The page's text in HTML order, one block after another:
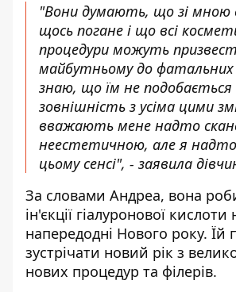
"Вони думають, що зі мною
щось погане і що всі
процедури можуть
майбутньому до фатальних
знаю, що їм не
зовнішність з усіма цими
вважають мене надто
неестетичною, але я
цьому сенсі", - заявила
За словами Андреа, вона
ін'єкції гіалуронової кислоти
напередодні Нового року. Їй
зустрічати новий рік з
нових процедур та філерів.